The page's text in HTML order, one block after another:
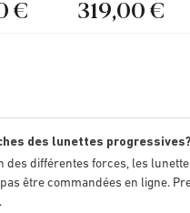
€ 319,00 €
des lunettes progressives?
des différentes forces, les
être commandées en ligne.